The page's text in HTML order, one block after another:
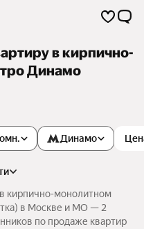
в кирпично-
Динамо
Динамо
кирпично-монолитном
в Москве и МО — 2
по продаже квартир